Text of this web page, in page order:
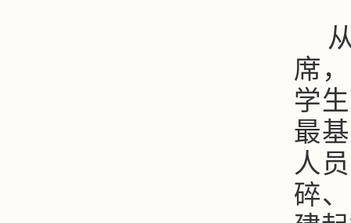
席
学
最
人
碎